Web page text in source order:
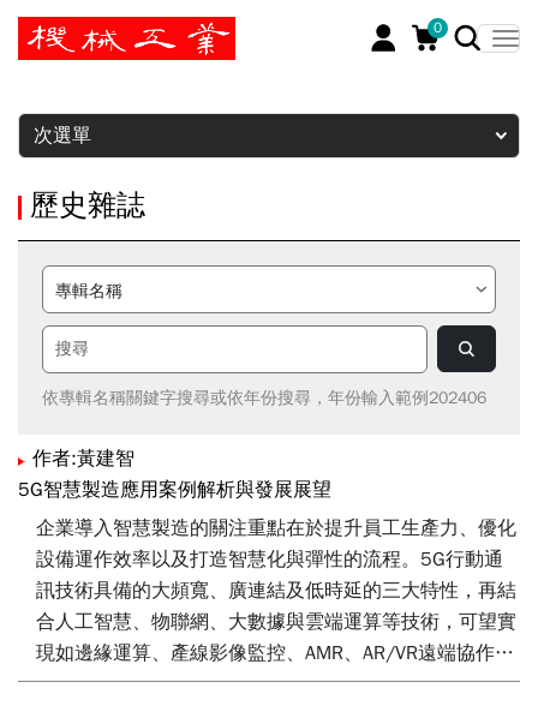
0
暫停
次選單
歷史雜誌
依專輯名稱關鍵字搜尋或依年份搜尋，年份輸入範例202406
作者:黃建智
5G智慧製造應用案例解析與發展展望
企業導入智慧製造的關注重點在於提升員工生產力、優化
設備運作效率以及打造智慧化與彈性的流程。5G行動通
訊技術具備的大頻寬、廣連結及低時延的三大特性，再結
合人工智慧、物聯網、大數據與雲端運算等技術，可望實
現如邊緣運算、產線影像監控、AMR、AR/VR遠端協作、
設備預防維護等智慧製造應用。臺灣資通訊業者以本身工